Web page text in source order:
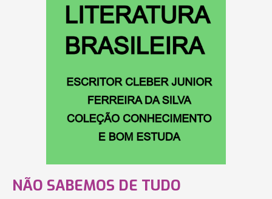
NÃO SABEMOS DE TUDO